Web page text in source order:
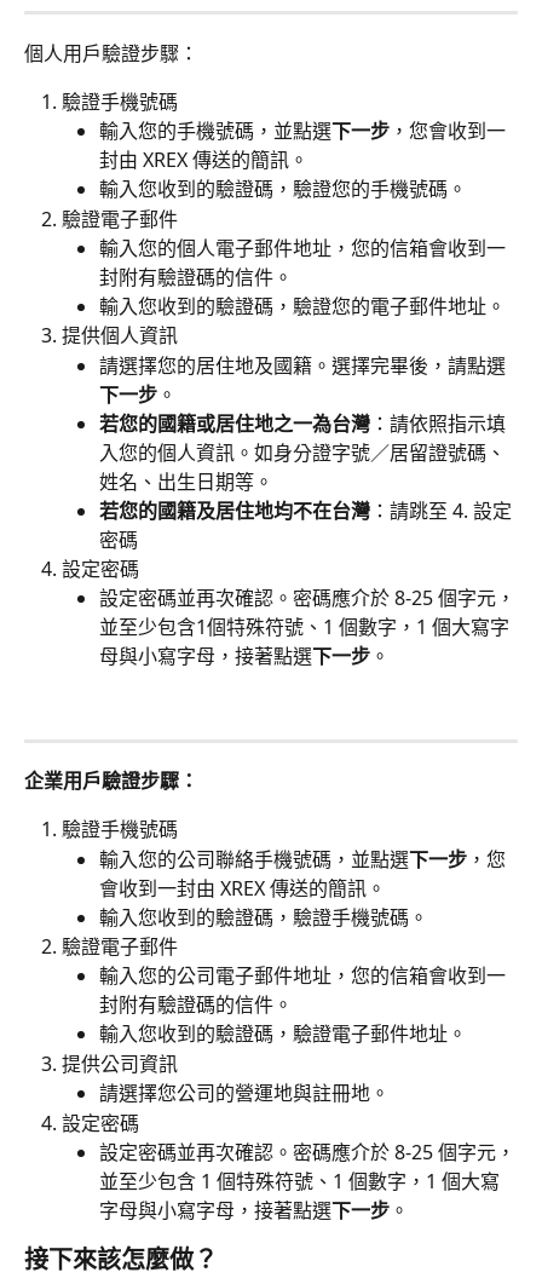
個人用戶驗證步驟：
驗證手機號碼
輸入您的手機號碼，並點選下一步 ，您會收到一
封由 XREX 傳送的簡訊。
輸入您收到的驗證碼，驗證您的手機號碼。
驗證電子郵件
輸入您的個人電子郵件地址，您的信箱會收到一
封附有驗證碼的信件。
輸入您收到的驗證碼，驗證您的電子郵件地址。
提供個人資訊
請選擇您的居住地及國籍。選擇完畢後，請點選
下一步 。
若您的國籍或居住地之一為台灣 ：請依照指示填
入您的個人資訊。如身分證字號／居留證號碼、
姓名、出生日期等。
若您的國籍及居住地均不在台灣 ：請跳至 4. 設定
密碼
設定密碼
設定密碼並再次確認。密碼應介於 8-25 個字元，
並至少包含1個特殊符號、1 個數字，1 個大寫字
母與小寫字母，接著點選下一步 。
企業用戶驗證步驟：
驗證手機號碼
輸入您的公司聯絡手機號碼，並點選下一步 ，您
會收到一封由 XREX 傳送的簡訊。
輸入您收到的驗證碼，驗證手機號碼。
驗證電子郵件
輸入您的公司電子郵件地址，您的信箱會收到一
封附有驗證碼的信件。
輸入您收到的驗證碼，驗證電子郵件地址。
提供公司資訊
請選擇您公司的營運地與註冊地。
設定密碼
設定密碼並再次確認。密碼應介於 8-25 個字元，
並至少包含 1 個特殊符號、1 個數字，1 個大寫
字母與小寫字母，接著點選下一步 。
接下來該怎麼做？